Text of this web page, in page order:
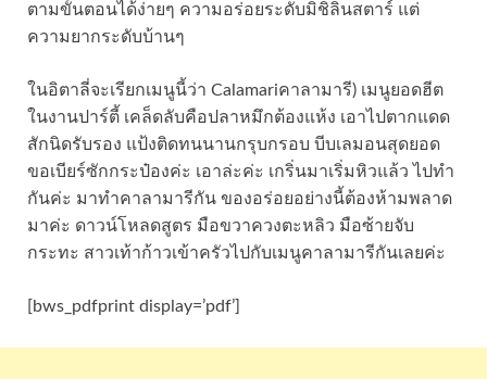
ตามขั้นตอนได้ง่ายๆ ความอร่อยระดับมิชิลินสตาร์ แต่
ความยากระดับบ้านๆ
ในอิตาลี่จะเรียกเมนูนี้ว่า Calamariคาลามารี) เมนูยอดฮีต
ในงานปาร์ตี้ เคล็ดลับคือปลาหมึกต้องแห้ง เอาไปตากแดด
สักนิดรับรอง แป้งติดทนนานกรุบกรอบ บีบเลมอนสุดยอด
ขอเบียร์ซักกระป๋องค่ะ เอาล่ะค่ะ เกริ่นมาเริ่มหิวแล้ว ไปทำ
กันค่ะ มาทำคาลามารีกัน ของอร่อยอย่างนี้ต้องห้ามพลาด
มาค่ะ ดาวน์โหลดสูตร มือขวาควงตะหลิว มือซ้ายจับ
กระทะ สาวเท้าก้าวเข้าครัวไปกับเมนูคาลามารีกันเลยค่ะ
[bws_pdfprint display=’pdf’]